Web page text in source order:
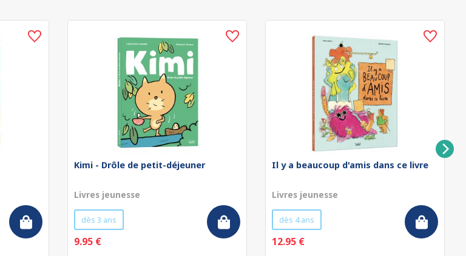
Kimi - Drôle de petit-déjeuner
Livres jeunesse
dès 3 ans
9.95 €
Il y a beaucoup d'amis dans ce livre
Livres jeunesse
dès 4 ans
12.95 €